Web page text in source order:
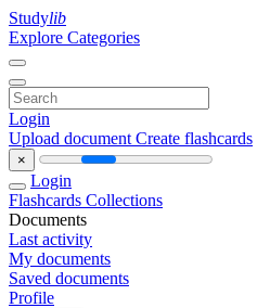
Studylib
Explore Categories
Login
Upload document Create flashcards
×
Login
Flashcards Collections
Documents
Last activity
My documents
Saved documents
Profile